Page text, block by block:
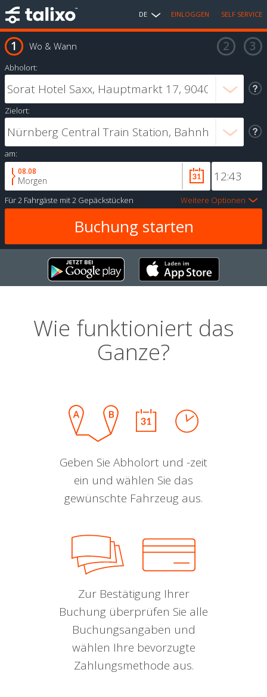
DE EINLOGGEN SELF SERVICE
Wo & Wann
Abholort:
Zielort:
am:
08.08
Morgen
Für2 Fahrgäste mit2 Gepäckstücken Weitere Optionen
Wie funktioniert das
Ganze?
Geben Sie Abholort und -zeit
ein und wählen Sie das
gewünschte Fahrzeug aus.
Zur Bestätigung Ihrer
Buchung überprüfen Sie alle
Buchungsangaben und
wählen Ihre bevorzugte
Zahlungsmethode aus.